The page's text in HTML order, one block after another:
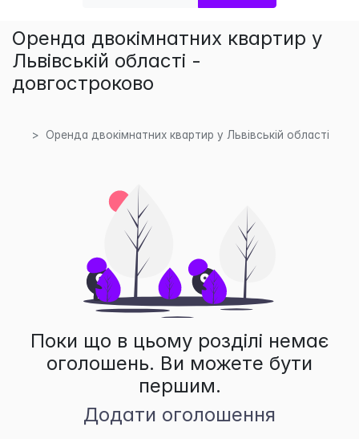
Оренда двокімнатних квартир у
Львівській області -
довгостроково
Оренда двокімнатних квартир у Львівській області
Поки що в цьому розділі немає
оголошень. Ви можете бути
першим.
Додати оголошення